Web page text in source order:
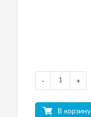
- +
В корзину